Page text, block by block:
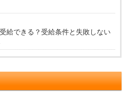
給できる？受給条件と失敗しない